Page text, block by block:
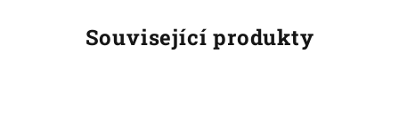
Související produkty